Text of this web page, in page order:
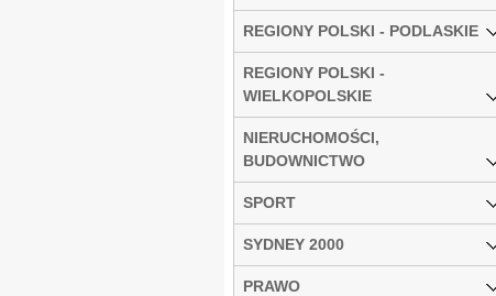
REGIONY POLSKI - PODLASKIE
REGIONY POLSKI -
WIELKOPOLSKIE
NIERUCHOMOŚCI,
BUDOWNICTWO
SPORT
SYDNEY 2000
PRAWO